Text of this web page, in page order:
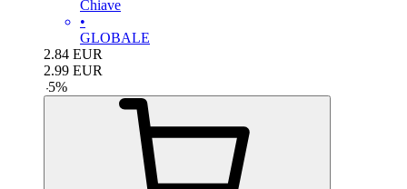
Chiave
•
GLOBALE
2.84 EUR
2.99 EUR
-5%